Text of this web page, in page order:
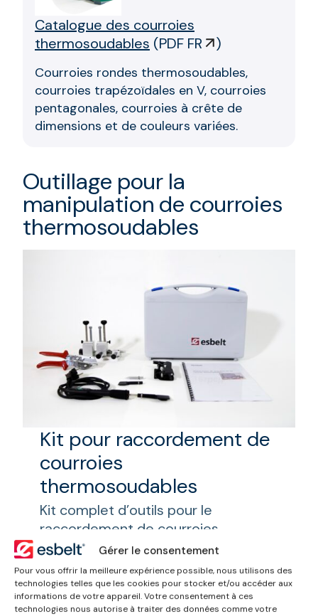
Gérer le consentement
Pour vous offrir la meilleure expérience possible, nous utilisons des
technologies telles que les cookies pour stocker et/ou accéder aux
informations de votre appareil. Votre consentement à ces
technologies nous autorise à traiter des données comme votre
Catalogue des courroies
thermosoudables (PDF FR )
Courroies rondes thermosoudables,
courroies trapézoïdales en V, courroies
pentagonales, courroies à crête de
dimensions et de couleurs variées.
Outillage pour la
manipulation de courroies
thermosoudables
Kit pour raccordement de
courroies
thermosoudables
Kit complet d’outils pour le
raccordement de courroies
thermosoudables, présenté dans
une mallette résistante en PVC avec
intérieur rembourré.